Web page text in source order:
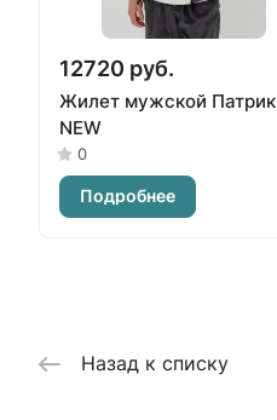
12720 руб.
Жилет мужской Патрик
NEW
0
Подробнее
Назад к списку